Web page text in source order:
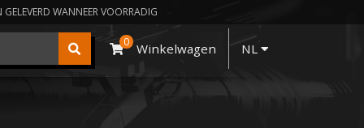
WANNEER VOORRADIG
0 Winkelwagen NL